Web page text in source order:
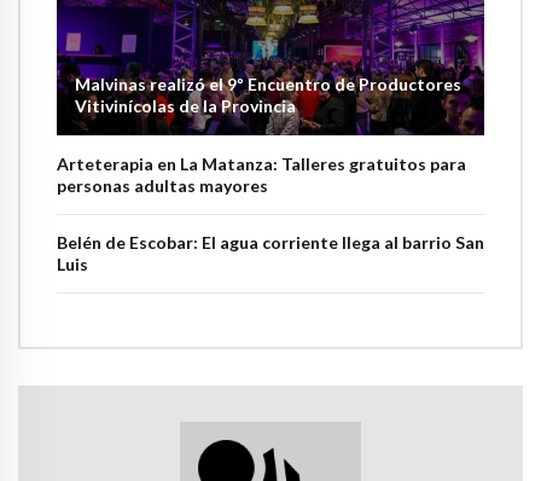
Malvinas realizó el 9º Encuentro de Productores
Vitivinícolas de la Provincia
Arteterapia en La Matanza: Talleres gratuitos para
personas adultas mayores
Belén de Escobar: El agua corriente llega al barrio San
Luis